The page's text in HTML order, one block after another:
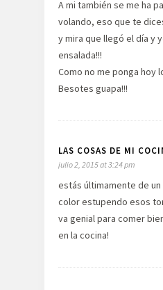
A mi también se me ha
volando, eso que te
y mira que llegó el día y
ensalada!!!
Como no me ponga hoy
Besotes guapa!!!
LAS COSAS DE MI
julio 2, 2015 at 3:24 pm
estás últimamente de
color estupendo esos
va genial para comer
en la cocina!